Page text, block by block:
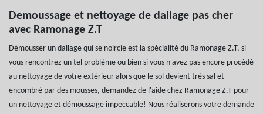
Demoussage et nettoyage de dallage pas cher
avec Ramonage Z.T
Démousser un dallage qui se noircie est la spécialité du Ramonage Z.T, si
vous rencontrez un tel problème ou bien si vous n'avez pas encore procédé
au nettoyage de votre extérieur alors que le sol devient très sal et
encombré par des mousses, demandez de l'aide chez Ramonage Z.T pour
un nettoyage et démoussage impeccable! Nous réaliserons votre demande